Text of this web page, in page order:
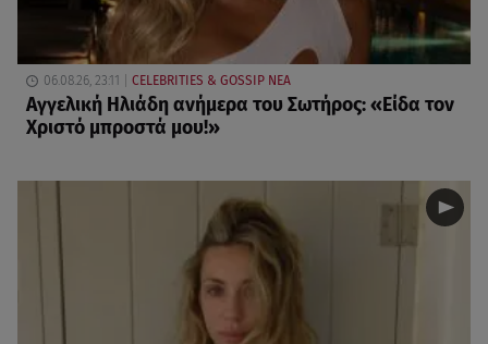
06.08.26, 23:11 CELEBRITIES & GOSSIP ΝΕΑ
Αγγελική Ηλιάδη ανήμερα του Σωτήρος: «Είδα τον
Χριστό μπροστά μου!»